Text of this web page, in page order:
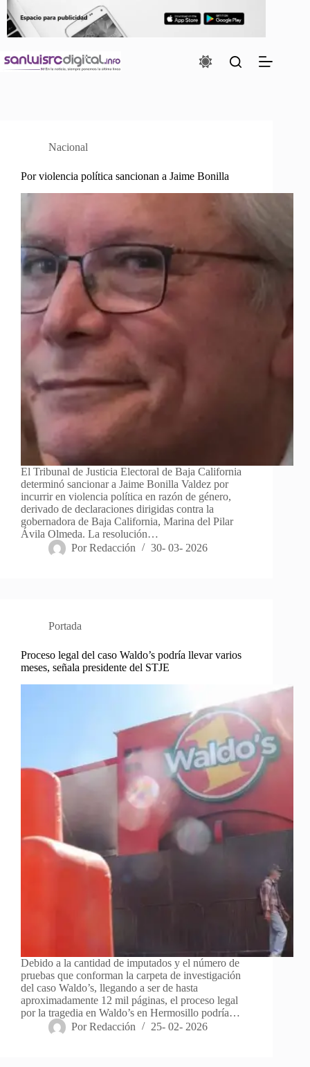
contenido
Nacional
Por violencia política sancionan a Jaime Bonilla
El Tribunal de Justicia Electoral de Baja California
determinó sancionar a Jaime Bonilla Valdez por
incurrir en violencia política en razón de género,
derivado de declaraciones dirigidas contra la
gobernadora de Baja California, Marina del Pilar
Ávila Olmeda. La resolución…
Por Redacción 30- 03- 2026
Portada
Proceso legal del caso Waldo’s podría llevar varios
meses, señala presidente del STJE
Debido a la cantidad de imputados y el número de
pruebas que conforman la carpeta de investigación
del caso Waldo’s, llegando a ser de hasta
aproximadamente 12 mil páginas, el proceso legal
por la tragedia en Waldo’s en Hermosillo podría…
Por Redacción 25- 02- 2026